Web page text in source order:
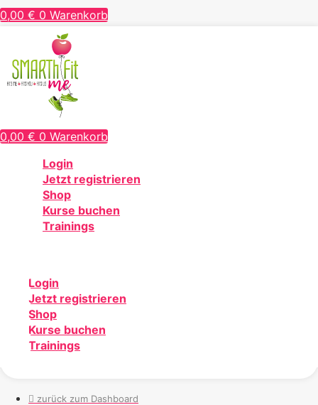
0,00 € 0 Warenkorb
0,00 € 0 Warenkorb
Login
Jetzt registrieren
Shop
Kurse buchen
Trainings
Login
Jetzt registrieren
Shop
Kurse buchen
Trainings
zurück zum Dashboard